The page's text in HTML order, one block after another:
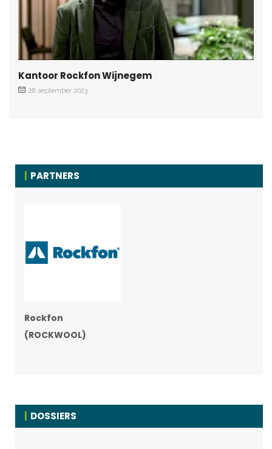
Kantoor Rockfon Wijnegem
28 september 2023
PARTNERS
Rockfon
(ROCKWOOL)
DOSSIERS